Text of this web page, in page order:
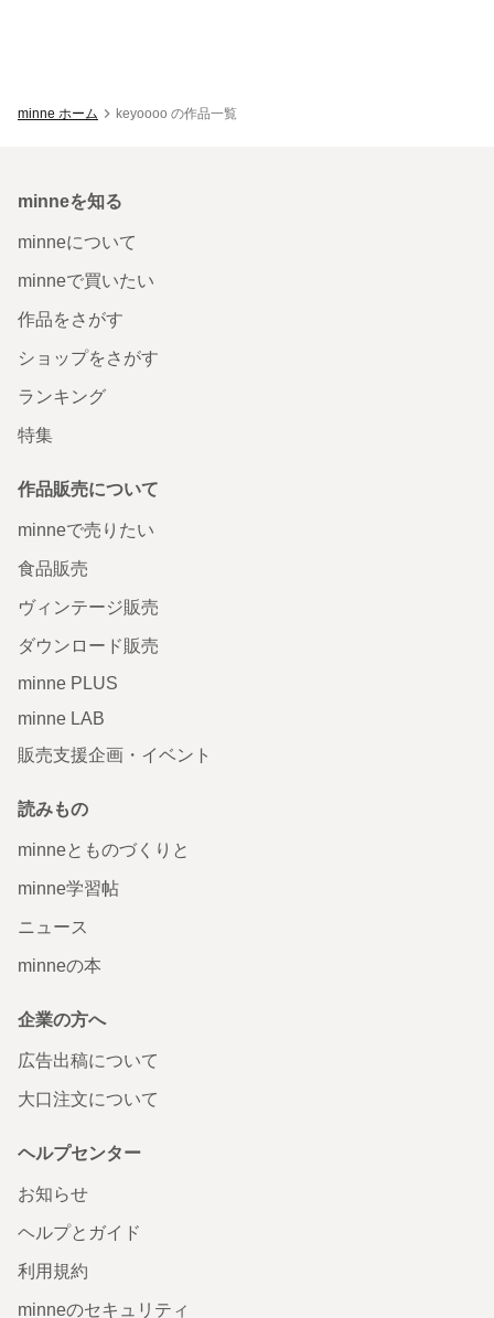
minne ホーム keyoooo の作品一覧
minneを知る
minneについて
minneで買いたい
作品をさがす
ショップをさがす
ランキング
特集
作品販売について
minneで売りたい
食品販売
ヴィンテージ販売
ダウンロード販売
minne PLUS
minne LAB
販売支援企画・イベント
読みもの
minneとものづくりと
minne学習帖
ニュース
minneの本
企業の方へ
広告出稿について
大口注文について
ヘルプセンター
お知らせ
ヘルプとガイド
利用規約
minneのセキュリティ